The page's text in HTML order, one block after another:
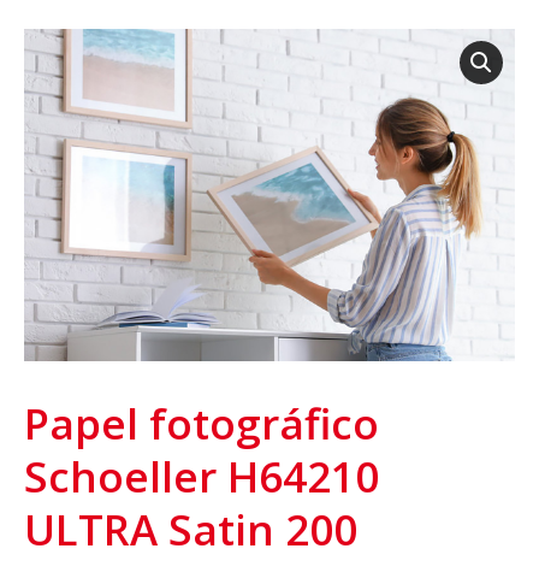
Papel fotográfico
Schoeller H64210
ULTRA Satin 200